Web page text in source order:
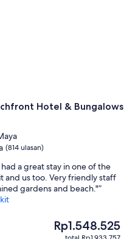
Hotel & Bungalows
Hotel & Bungalows
(814 ulasan)
a great stay in one of the
and us too. Very friendly staff
gardens and beach."
Harga
sekarang
Rp1.548.525